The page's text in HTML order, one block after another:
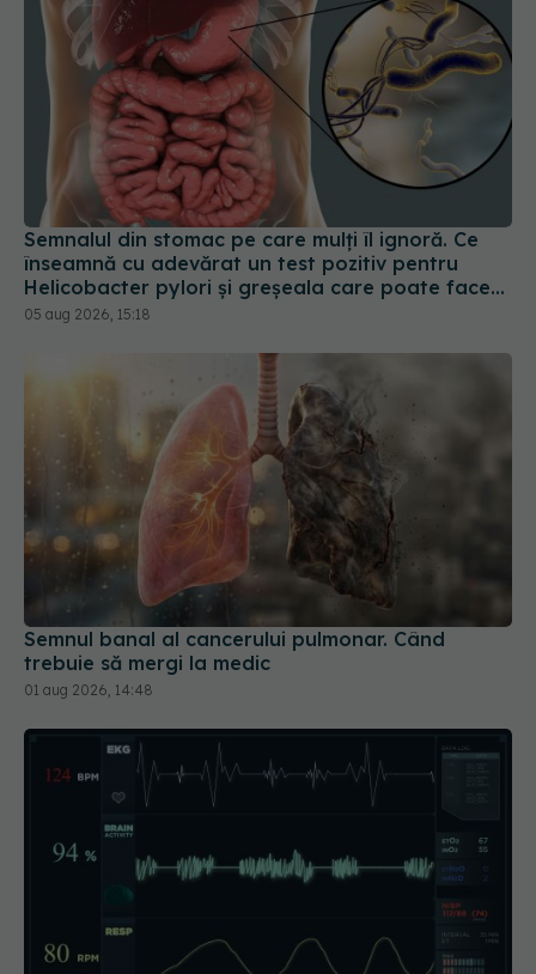
Semnalul din stomac pe care mulți îl ignoră. Ce
înseamnă cu adevărat un test pozitiv pentru
Helicobacter pylori și greșeala care poate face
tratamentul mult mai dificil
05 aug 2026, 15:18
Semnul banal al cancerului pulmonar. Când
trebuie să mergi la medic
Ce înseamnă dacă ai pulsul neregulat și când
trebuie să mergi la medic
03 aug 2026, 22:46